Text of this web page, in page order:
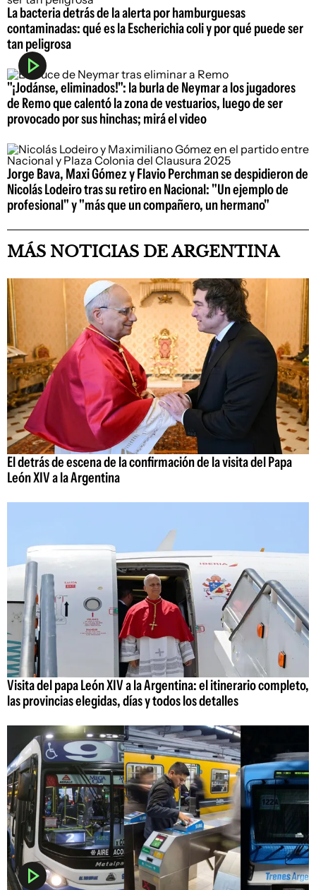
La bacteria detrás de la alerta por hamburguesas
contaminadas: qué es la Escherichia coli y por qué puede ser
tan peligrosa
"¡Jodánse, eliminados!": la burla de Neymar a los jugadores
de Remo que calentó la zona de vestuarios, luego de ser
provocado por sus hinchas; mirá el video
Jorge Bava, Maxi Gómez y Flavio Perchman se despidieron de
Nicolás Lodeiro tras su retiro en Nacional: "Un ejemplo de
profesional" y "más que un compañero, un hermano"
MÁS NOTICIAS DE ARGENTINA
El detrás de escena de la confirmación de la visita del Papa
León XIV a la Argentina
Visita del papa León XIV a la Argentina: el itinerario completo,
las provincias elegidas, días y todos los detalles